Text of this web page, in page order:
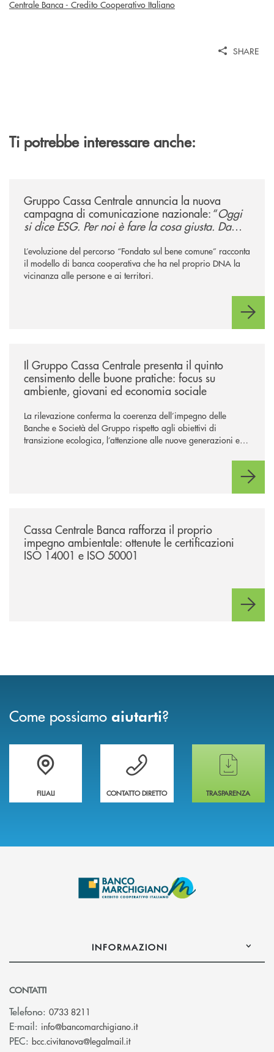
Centrale Banca - Credito Cooperativo Italiano
SHARE
Ti potrebbe interessare anche:
Gruppo Cassa Centrale annuncia la nuova
campagna di comunicazione nazionale: “Oggi
si dice ESG. Per noi è fare la cosa giusta. Da
L’evoluzione del percorso “Fondato sul bene comune” racconta
il modello di banca cooperativa che ha nel proprio DNA la
vicinanza alle persone e ai territori.
Il Gruppo Cassa Centrale presenta il quinto
censimento delle buone pratiche: focus su
ambiente, giovani ed economia sociale
La rilevazione conferma la coerenza dell’impegno delle
Banche e Società del Gruppo rispetto agli obiettivi di
transizione ecologica, l’attenzione alle nuove generazioni e
attori chiave delle comunità locali. Installate 246 colonnine di
Cassa Centrale Banca rafforza il proprio
impegno ambientale: ottenute le certificazioni
ISO 14001 e ISO 50001
Come possiamo aiutarti?
Trova la filiale più vicina a te
FILIALI
Hai bisogno di assistenza immediata ?
CONTATTO DIRETTO
Hai bisogno di
TRASPARENZA
INFORMAZIONI
CONTATTI
Telefono: 0733 8211
E-mail: info@bancomarchigiano.it(si apre l’app di posta
PEC: bcc.civitanova@legalmail.it(si apre l’app di posta elettronica)